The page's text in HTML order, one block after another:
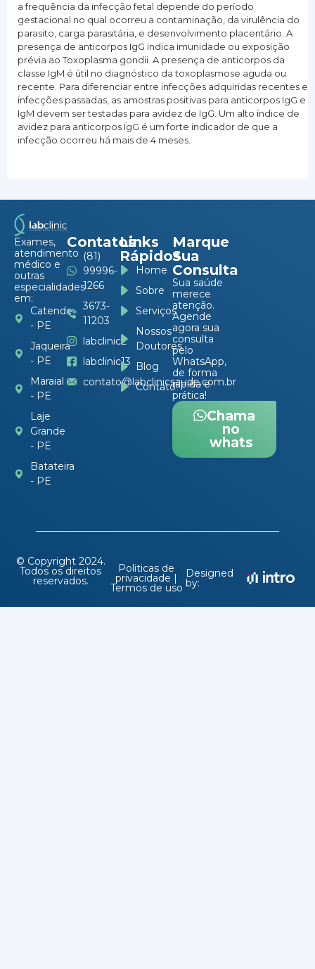
a frequência da infecção fetal depende do período
gestacional no qual ocorreu a contaminação, da virulência do
parasito, carga parasitária, e desenvolvimento placentário. A
presença de anticorpos IgG indica imunidade ou exposição
prévia ao Toxoplasma gondii. A presença de anticorpos da
classe IgM é útil no diagnóstico da toxoplasmose aguda ou
recente. Para diferenciar entre infecções adquiridas recentes e
infecções passadas, as amostras positivas para anticorpos IgG e
IgM devem ser testadas para avidez de IgG. Um alto índice de
avidez para anticorpos IgG é um forte indicador de que a
infecção ocorreu há mais de 4 meses.
Exames,
atendimento
médico e
outras
especialidades
em:
Catende
- PE
Jaqueira
- PE
Maraial
- PE
Laje
Grande
- PE
Batateira
- PE
Contatos
(81)
99996-
1266
3673-
11203
labclinic2
labclinic13
contato@labclinicsaude.com.br
Links
Rápidos
Home
Sobre
Serviços
Nossos
Doutores
Blog
Contato
Marque
Sua
Consulta
Sua saúde
merece
atenção.
Agende
agora sua
consulta
pelo
WhatsApp,
de forma
rápida e
prática!
Chama
no
whats
© Copyright 2024.
Todos os direitos
reservados.
Politicas de
privacidade |
Termos de uso
Designed
by: